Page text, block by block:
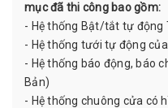
mục đã thi công bao gồm:
- Hệ thống Bật/tắt tự động
- Hệ thống tưới tự động
- Hệ thống báo động, báo
Bản)
- Hệ thống chuông cửa có